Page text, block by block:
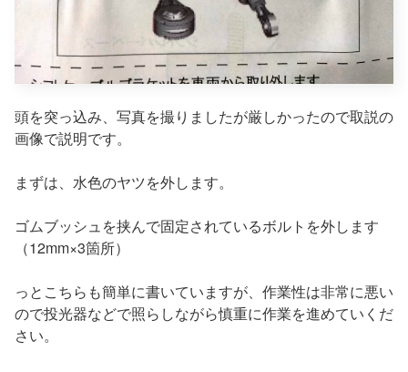
頭を突っ込み、写真を撮りましたが厳しかったので取説の
画像で説明です。
まずは、水色のヤツを外します。
ゴムブッシュを挟んで固定されているボルトを外します
（12mm×3箇所）
っとこちらも簡単に書いていますが、作業性は非常に悪い
ので投光器などで照らしながら慎重に作業を進めていくだ
さい。